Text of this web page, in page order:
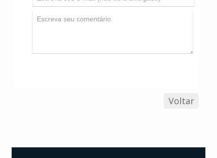
Voltar